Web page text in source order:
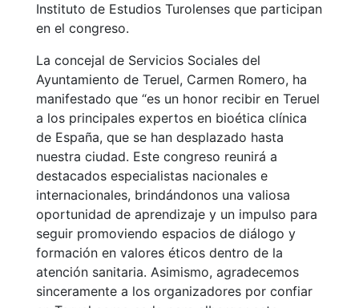
Instituto de Estudios Turolenses que participan
en el congreso.
La concejal de Servicios Sociales del
Ayuntamiento de Teruel, Carmen Romero, ha
manifestado que “es un honor recibir en Teruel
a los principales expertos en bioética clínica
de España, que se han desplazado hasta
nuestra ciudad. Este congreso reunirá a
destacados especialistas nacionales e
internacionales, brindándonos una valiosa
oportunidad de aprendizaje y un impulso para
seguir promoviendo espacios de diálogo y
formación en valores éticos dentro de la
atención sanitaria. Asimismo, agradecemos
sinceramente a los organizadores por confiar